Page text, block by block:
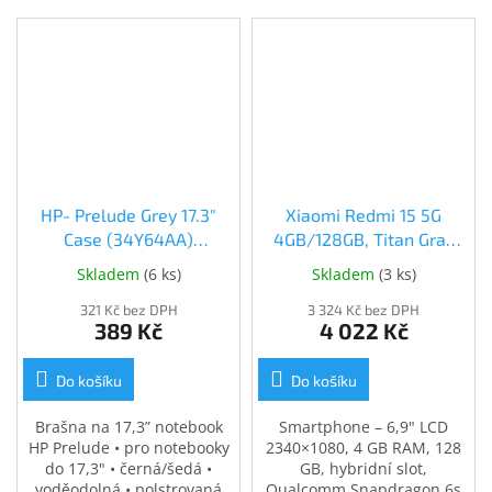
HP- Prelude Grey 17.3"
Case (34Y64AA)
(34Y64AA)
Skladem (6 ks)
321 Kč bez DPH
389 Kč
Do košíku
Brašna na 17,3” notebook
HP Prelude • pro notebooky
do 17,3" • černá/šedá •
Xiaomi Redmi 15 5G
4GB/128GB, Titan Gray
(69053)
Skladem (3 ks)
3 324 Kč bez DPH
4 022 Kč
Do košíku
Smartphone – 6,9" LCD
2340×1080, 4 GB RAM, 128
GB, hybridní slot,